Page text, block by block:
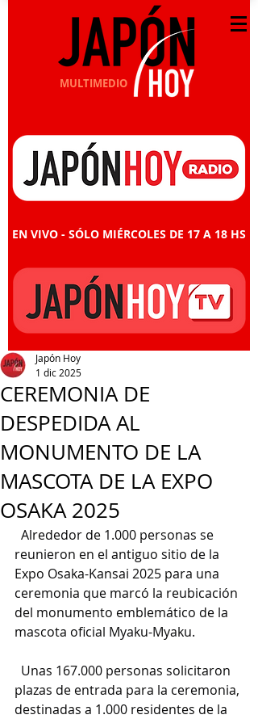
MULTIMEDIO
EN VIVO - SÓLO MIÉRCOLES DE 17 A 18 HS
CEREMONIA DE
DESPEDIDA AL
MONUMENTO DE LA
MASCOTA DE LA EXPO
OSAKA 2025
Japón Hoy
1 dic 2025
Alrededor de 1.000 personas se
reunieron en el antiguo sitio de la
Expo Osaka-Kansai 2025 para una
ceremonia que marcó la reubicación
del monumento emblemático de la
mascota oficial Myaku-Myaku.
Unas 167.000 personas solicitaron
plazas de entrada para la ceremonia,
destinadas a 1.000 residentes de la